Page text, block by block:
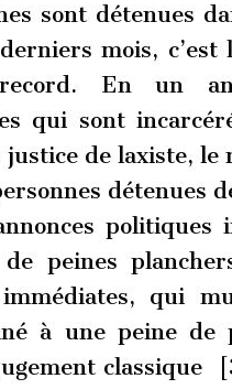
sont détenues
mois,
En un
qui sont
justice de laxiste,
détenues
de peines
immédiates, qui
à une peine
classique